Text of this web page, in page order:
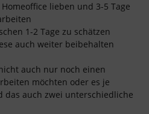
lieben und 3-5 Tage
1-2 Tage zu schätzen
auch weiter beibehalten
auch nur noch einen
möchten oder es je
das auch zwei unterschiedliche